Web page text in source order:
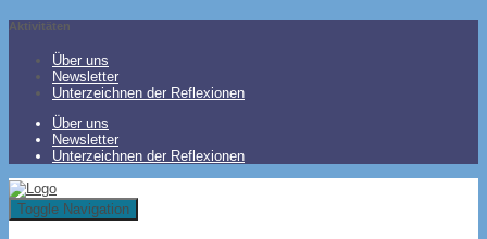
Aktivitäten
Über uns
Newsletter
Unterzeichnen der Reflexionen
Über uns
Newsletter
Unterzeichnen der Reflexionen
Toggle Navigation